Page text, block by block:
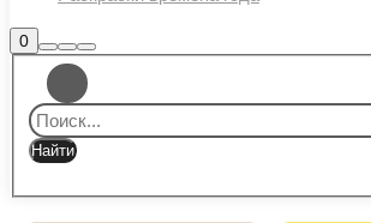
0Боковая
панель
магазина
Найти
Больше
информации
Главное
меню